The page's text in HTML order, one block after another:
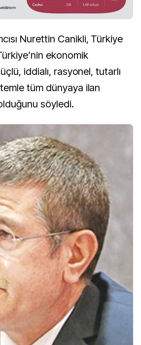
Nurettin Canikli, Türkiye
ekonomik
güçlü, iddialı, rasyonel, tutarlı
tüm dünyaya ilan
söyledi.